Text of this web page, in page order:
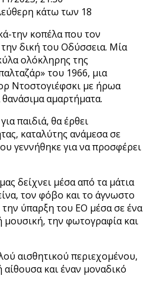
κάτω των 18
την κοπέλα που τον
δική του Οδύσσεια. Μία
ολόκληρης της
του 1966, μια
Ντοστογιέφσκι με ήρωα
αμαρτήματα.
παιδιά, θα έρθει
καταλύτης ανάμεσα σε
γεννήθηκε για να προσφέρει
δείχνει μέσα από τα μάτια
τον φόβο και το άγνωστο
ύπαρξη του EO μέσα σε ένα
μουσική, την φωτογραφία και
αισθητικού περιεχομένου,
και έναν μοναδικό